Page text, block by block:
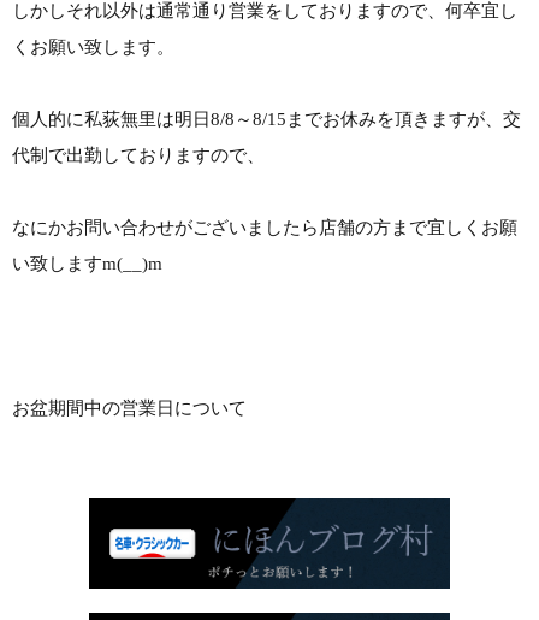
しかしそれ以外は通常通り営業をしておりますので、何卒宜し
くお願い致します。
個人的に私荻無里は明日8/8～8/15までお休みを頂きますが、交
代制で出勤しておりますので、
なにかお問い合わせがございましたら店舗の方まで宜しくお願
い致しますm(__)m
お盆期間中の営業日について